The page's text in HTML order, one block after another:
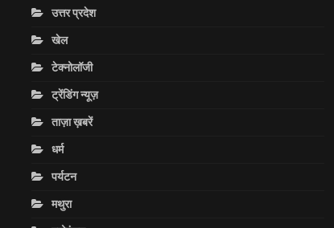
उत्तर प्रदेश
खेल
टेक्नोलॉजी
ट्रेंडिंग न्यूज़
ताज़ा ख़बरें
धर्म
पर्यटन
मथुरा